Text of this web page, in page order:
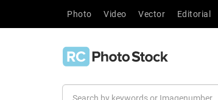
Photo Video Vector Editorial